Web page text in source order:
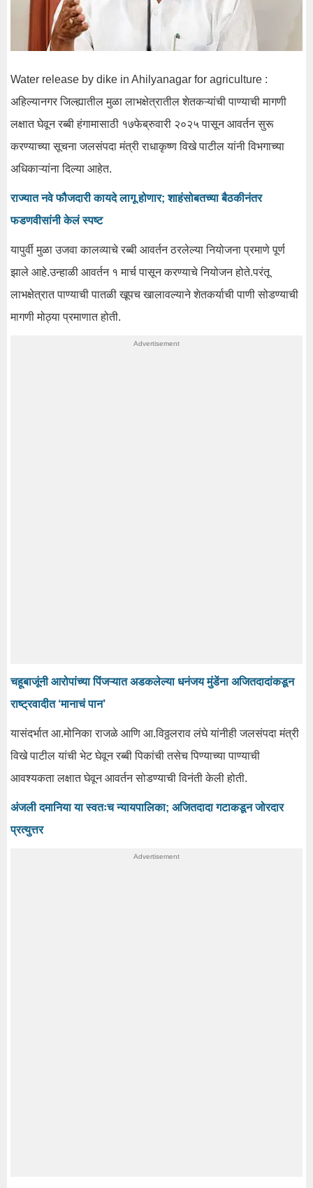
Water release by dike in Ahilyanagar for agriculture :
अहिल्यानगर जिल्ह्यातील मुळा लाभक्षेत्रातील शेतकऱ्यांची पाण्याची मागणी
लक्षात घेवून रब्बी हंगामासाठी १७फेब्रुवारी २०२५ पासून आवर्तन सुरू
करण्याच्या सूचना जलसंपदा मंत्री राधाकृष्ण विखे पाटील यांनी विभगाच्या
अधिकाऱ्यांना दिल्या आहेत.
राज्यात नवे फौजदारी कायदे लागू होणार; शाहंसोबतच्या बैठकीनंतर
फडणवीसांनी केलं स्पष्ट
यापुर्वी मुळा उजवा कालव्याचे रब्बी आवर्तन ठरलेल्या नियोजना प्रमाणे पूर्ण
झाले आहे.उन्हाळी आवर्तन १ मार्च पासून करण्याचे नियोजन होते.परंतू
लाभक्षेत्रात पाण्याची पातळी खूपच खालावल्याने शेतकर्याची पाणी सोडण्याची
मागणी मोठ्या प्रमाणात होती.
चहूबाजूंनी आरोपांच्या पिंजऱ्यात अडकलेल्या धनंजय मुंडेंना अजितदादांकडून
राष्ट्रवादीत ‘मानाचं पान’
यासंदर्भात आ.मोनिका राजळे आणि आ.विठ्ठलराव लंघे यांनीही जलसंपदा मंत्री
विखे पाटील यांची भेट घेवून रब्बी पिकांची तसेच पिण्याच्या पाण्याची
आवश्यकता लक्षात घेवून आवर्तन सोडण्याची विनंती केली होती.
अंजली दमानिया या स्वतःच न्यायपालिका; अजितदादा गटाकडून जोरदार
प्रत्युत्तर